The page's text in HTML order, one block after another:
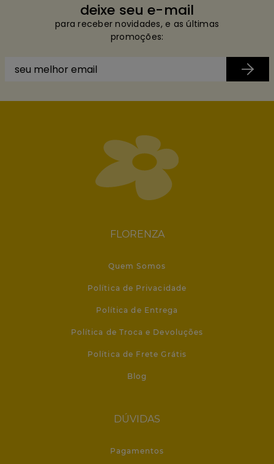
deixe seu e-mail
para receber novidades, e as últimas
promoções:
FLORENZA
Quem Somos
Política de Privacidade
Política de Entrega
Política de Troca e Devoluções
Política de Frete Grátis
Blog
DÚVIDAS
Pagamentos